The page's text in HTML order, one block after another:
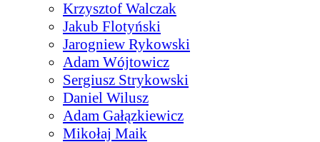
Krzysztof Walczak
Jakub Flotyński
Jarogniew Rykowski
Adam Wójtowicz
Sergiusz Strykowski
Daniel Wilusz
Adam Gałązkiewicz
Mikołaj Maik